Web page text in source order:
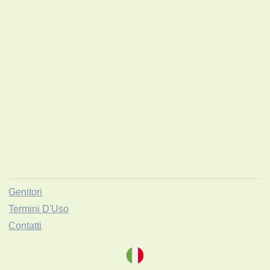
Genitori
Termini D'Uso
Contatti